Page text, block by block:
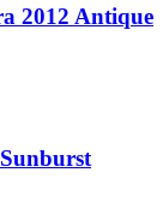
2012 Antique